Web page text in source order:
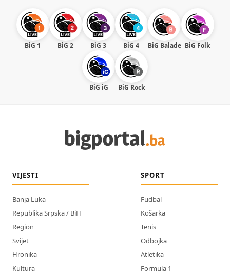
BiG 1 BiG 2 BiG 3 BiG 4 BiG Balade BiG Folk
BiG iG BiG Rock
VIJESTI
Banja Luka
Republika Srpska / BiH
Region
Svijet
Hronika
Kultura
SPORT
Fudbal
Košarka
Tenis
Odbojka
Atletika
Formula 1